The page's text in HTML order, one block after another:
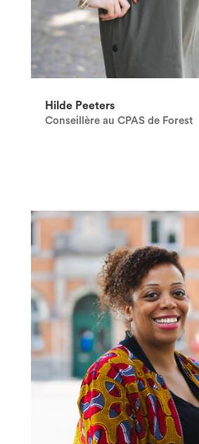
Hilde Peeters
Conseillère au CPAS de Forest